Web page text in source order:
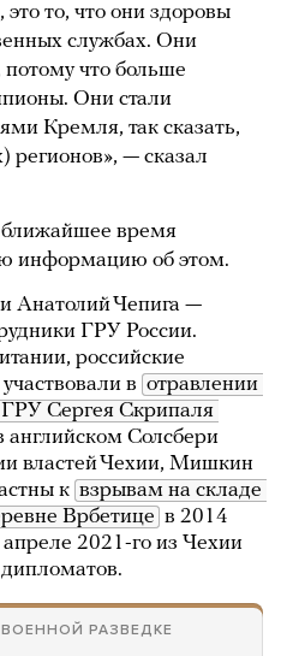
это то, что они здоровы
службах. Они
что больше
Они стали
Кремля, так сказать,
регионов», — сказал
время
информацию об этом.
Анатолий Чепига —
ГРУ России.
российские
в отравлении
Сергея Скрипаля
английском Солсбери
властей Чехии, Мишкин
к взрывам на складе
Врбетице в 2014
апреле 2021-го из Чехии
РАЗВЕДКЕ